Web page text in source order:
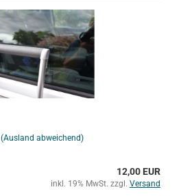
(Ausland abweichend)
12,00 EUR
inkl. 19% MwSt. zzgl. Versand